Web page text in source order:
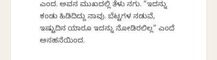
ಎಂದ. ಅವನ ಮುಖದಲ್ಲಿ ತೆಳು ನಗು. “ಇದನ್ನು
ಕಂಡು ಹಿಡಿದಿದ್ದು ನಾವು. ಬೆಟ್ಟಗಳ ನಡುವೆ,
ಇಷ್ಟುದಿನ ಯಾರೂ ಇದನ್ನು ನೋಡಿರಲಿಲ್ಲ” ಎಂದೆ
ಅಸಹನೆಯಿಂದ.